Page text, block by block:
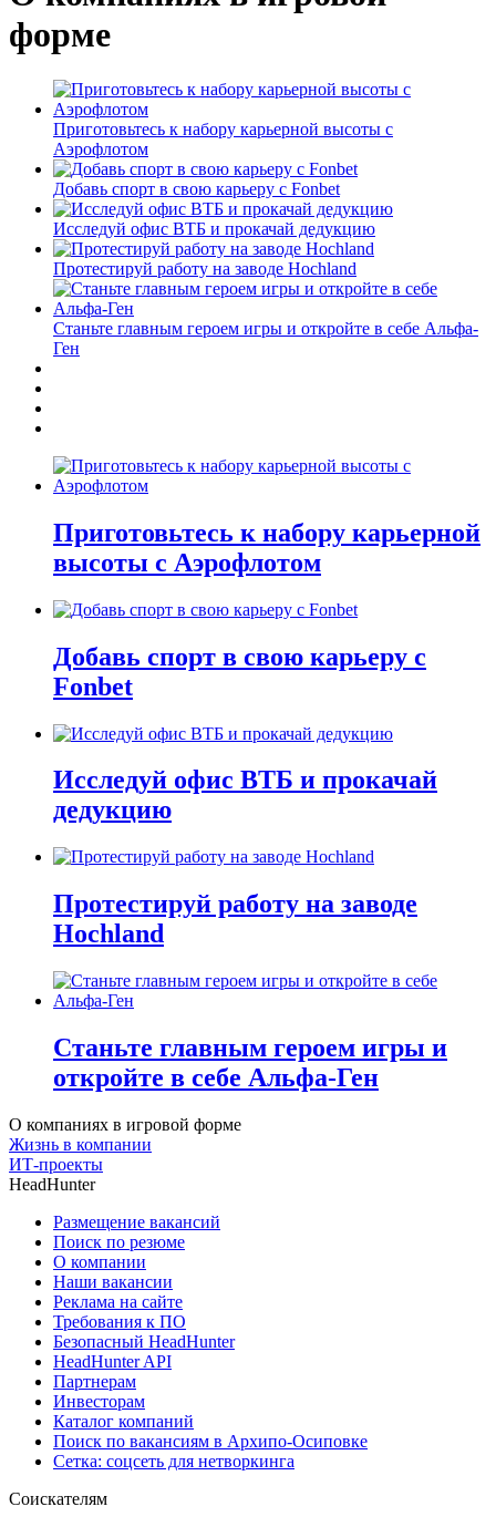
форме
Приготовьтесь к набору карьерной высоты с
Аэрофлотом
Добавь спорт в свою карьеру с Fonbet
Исследуй офис ВТБ и прокачай дедукцию
Протестируй работу на заводе Hochland
Станьте главным героем игры и откройте в себе Альфа-
Ген
Приготовьтесь к набору карьерной
высоты с Аэрофлотом
Добавь спорт в свою карьеру с
Fonbet
Исследуй офис ВТБ и прокачай
дедукцию
Протестируй работу на заводе
Hochland
Станьте главным героем игры и
откройте в себе Альфа-Ген
О компаниях в игровой форме
Жизнь в компании
ИТ-проекты
HeadHunter
Размещение вакансий
Поиск по резюме
О компании
Наши вакансии
Реклама на сайте
Требования к ПО
Безопасный HeadHunter
HeadHunter API
Партнерам
Инвесторам
Каталог компаний
Поиск по вакансиям в Архипо-Осиповке
Сетка: соцсеть для нетворкинга
Соискателям